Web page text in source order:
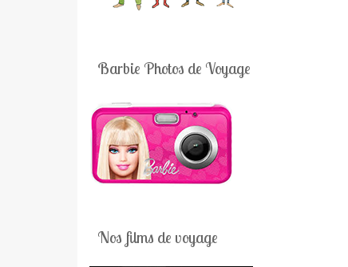
Barbie Photos de Voyage
Nos films de voyage